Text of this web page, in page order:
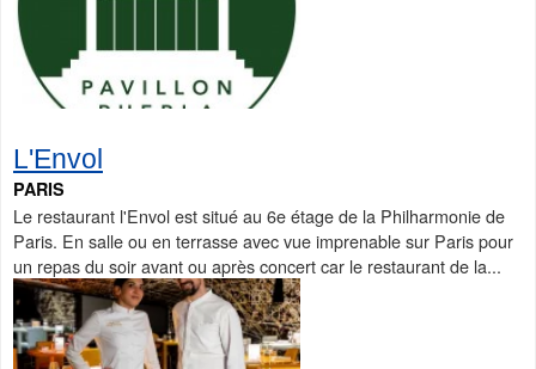
L'Envol
PARIS
Le restaurant l'Envol est situé au 6e étage de la Philharmonie de
Paris. En salle ou en terrasse avec vue imprenable sur Paris pour
un repas du soir avant ou après concert car le restaurant de la...